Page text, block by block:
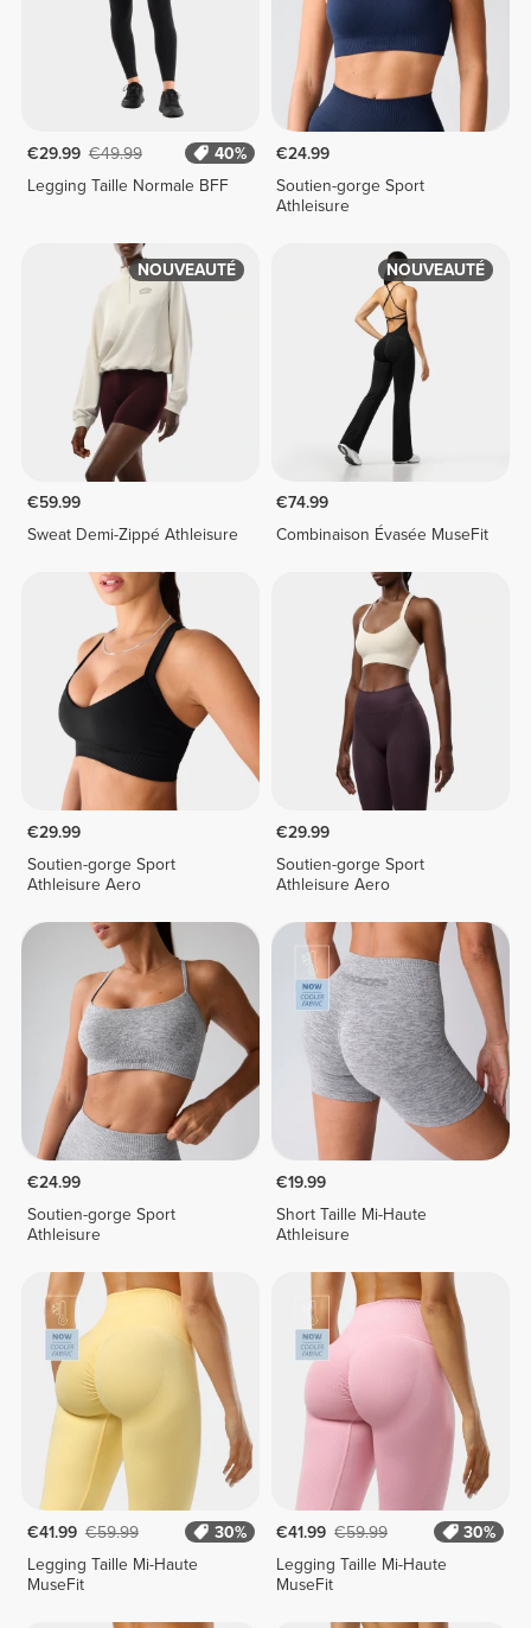
€29.99 €49.99
40%
Legging Taille Normale BFF
€24.99
Soutien-gorge Sport
Athleisure
NOUVEAUTÉ
€59.99
Sweat Demi-Zippé Athleisure
NOUVEAUTÉ
€74.99
Combinaison Évasée MuseFit
€29.99
Soutien-gorge Sport
Athleisure Aero
€29.99
Soutien-gorge Sport
Athleisure Aero
€24.99
Soutien-gorge Sport
Athleisure
€19.99
Short Taille Mi-Haute
Athleisure
€41.99 €59.99
30%
Legging Taille Mi-Haute
MuseFit
€41.99 €59.99
30%
Legging Taille Mi-Haute
MuseFit